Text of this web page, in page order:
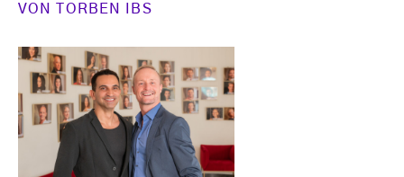
VON
TORBEN IBS